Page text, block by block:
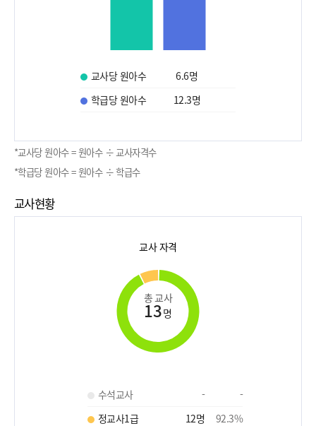
교사당 원아수 6.6명
학급당 원아수
12.3명
*교사당 원아수 = 원아수 ÷ 교사자격수
*학급당 원아수 = 원아수 ÷ 학급수
교사현황
교사 자격
총 교사
13명
수석교사 -
-
정교사1급
12명 92.3%